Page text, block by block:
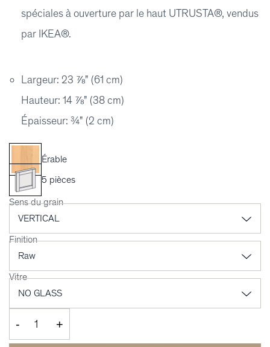
spéciales à ouverture par le haut UTRUSTA®, vendus
par IKEA®.
Largeur: 23 ⅞" (61 cm)
Hauteur: 14 ⅞" (38 cm)
Épaisseur: ¾" (2 cm)
Érable
5 pièces
Sens du grain
Finition
Vitre
- +